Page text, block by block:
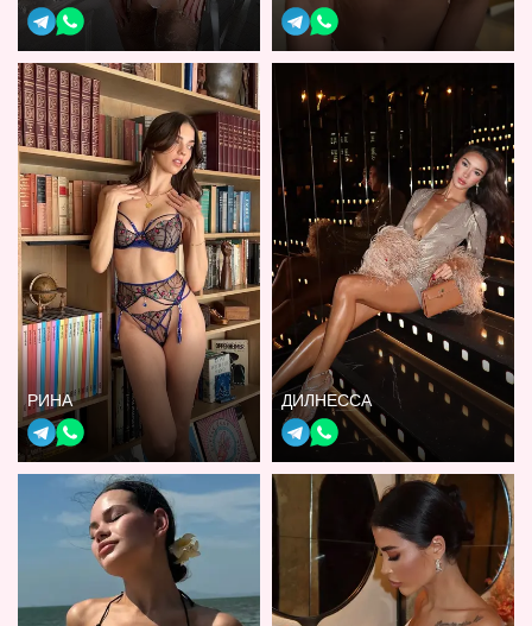
РИНА ДИЛНЕССА